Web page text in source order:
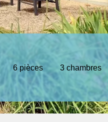
6 pièces 3 chambres